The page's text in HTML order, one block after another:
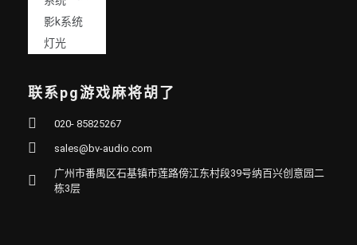
影k系统
灯光
联系pg游戏麻将胡了
020- 85825267
sales@bv-audio.com
广州市番禺区石基镇市莲路傍江东村段39号纳百兴创意园二
栋3层